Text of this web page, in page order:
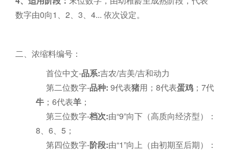
数字由0向1、2、3、4... 依次设定。
二、浓缩料编号：
首位中文-品系:吉农/吉美/吉和动力
第二位数字-品种:9代表猪用；8代表蛋鸡 ；7代表
牛 ；6代表羊 ；
第三位数字-档次:由“9”向下（高质向经济型）：9、
8、6、5；
第四位数字-阶段:由“1”向上（由初期至后期）：1、